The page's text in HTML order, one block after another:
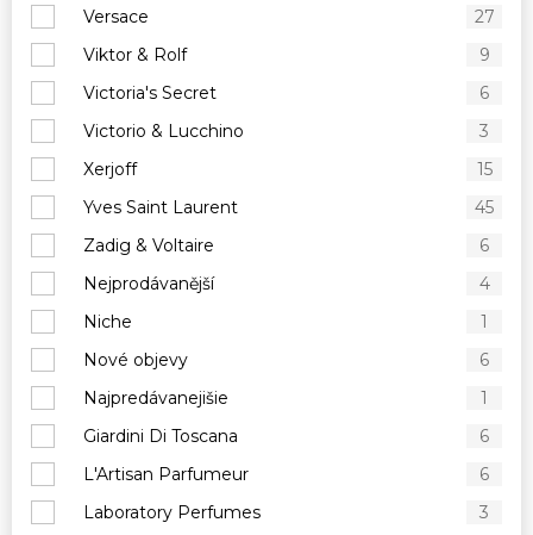
Versace
27
Viktor & Rolf
9
Victoria's Secret
6
Victorio & Lucchino
3
Xerjoff
15
Yves Saint Laurent
45
Zadig & Voltaire
6
Nejprodávanější
4
Niche
1
Nové objevy
6
Najpredávanejišie
1
Giardini Di Toscana
6
L'Artisan Parfumeur
6
Laboratory Perfumes
3